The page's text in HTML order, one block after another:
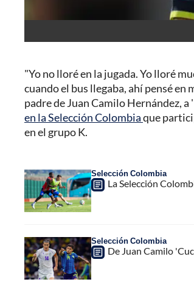
"Yo no lloré en la jugada. Yo lloré
cuando el bus llegaba, ahí pensé
padre de Juan Camilo Hernández,
en la Selección Colombiaque
en el grupo K.
Selección Colombia
La Selección
Selección Colombia
De Juan Camilo